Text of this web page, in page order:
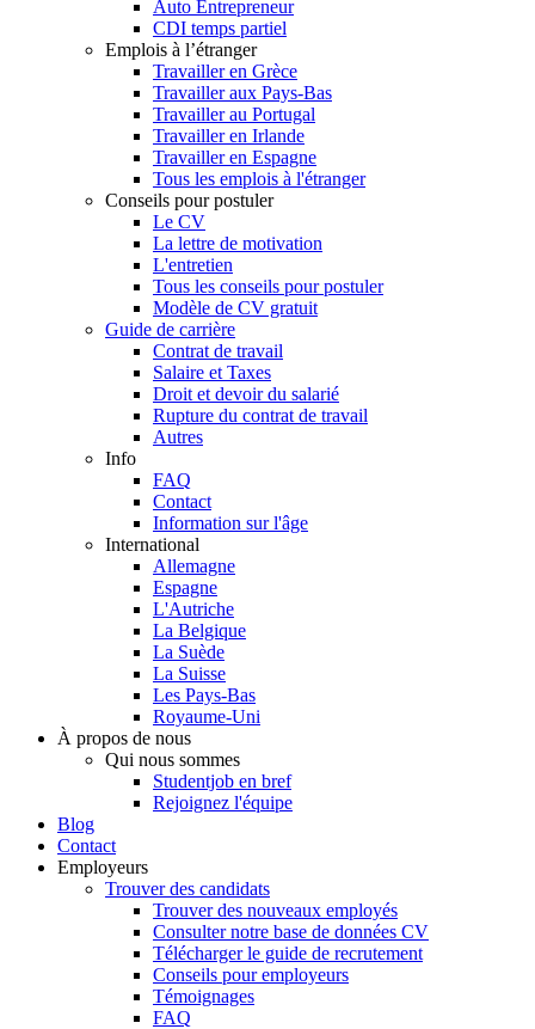
Auto Entrepreneur
CDI temps partiel
Emplois à l’étranger
Travailler en Grèce
Travailler aux Pays-Bas
Travailler au Portugal
Travailler en Irlande
Travailler en Espagne
Tous les emplois à l'étranger
Conseils pour postuler
Le CV
La lettre de motivation
L'entretien
Tous les conseils pour postuler
Modèle de CV gratuit
Guide de carrière
Contrat de travail
Salaire et Taxes
Droit et devoir du salarié
Rupture du contrat de travail
Autres
Info
FAQ
Contact
Information sur l'âge
International
Allemagne
Espagne
L'Autriche
La Belgique
La Suède
La Suisse
Les Pays-Bas
Royaume-Uni
À propos de nous
Qui nous sommes
Studentjob en bref
Rejoignez l'équipe
Blog
Contact
Employeurs
Trouver des candidats
Trouver des nouveaux employés
Consulter notre base de données CV
Télécharger le guide de recrutement
Conseils pour employeurs
Témoignages
FAQ